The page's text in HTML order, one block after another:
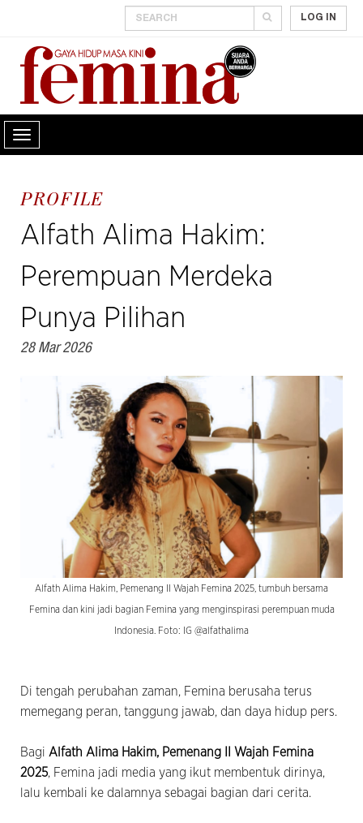
LOG IN
PROFILE
Alfath Alima Hakim:
Perempuan Merdeka
Punya Pilihan
28 Mar 2026
Alfath Alima Hakim, Pemenang II Wajah Femina 2025, tumbuh bersama
Femina dan kini jadi bagian Femina yang menginspirasi perempuan muda
Indonesia. Foto: IG @alfathalima
Di tengah perubahan zaman, Femina berusaha terus
memegang peran, tanggung jawab, dan daya hidup pers.
Bagi Alfath Alima Hakim, Pemenang II Wajah Femina
2025, Femina jadi media yang ikut membentuk dirinya,
lalu kembali ke dalamnya sebagai bagian dari cerita.